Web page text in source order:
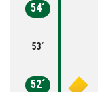
54´
53´
52´